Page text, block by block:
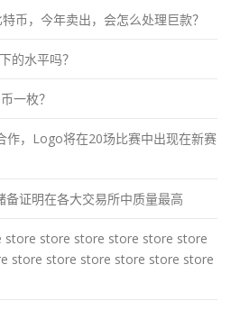
币，今年卖出，会怎么处理巨款？
的水平吗？
一枚？
作，Logo将在20场比赛中出现在新赛
证明在各大交易所中质量最高
store store store store store store
store store store store store store